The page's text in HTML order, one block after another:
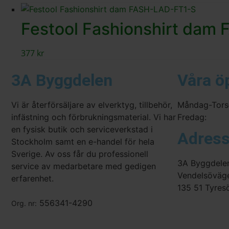
Festool Fashionshirt dam
377 kr
3A Byggdelen
Vi är återförsäljare av elverktyg, tillbehör,
infästning och förbrukningsmaterial. Vi har
en fysisk butik och serviceverkstad i
Stockholm samt en e-handel för hela
Sverige. Av oss får du professionell
service av medarbetare med gedigen
erfarenhet.
Org. nr: 556341-4290
Våra
Måndag-
Fredag:
Adress
3A
135 51